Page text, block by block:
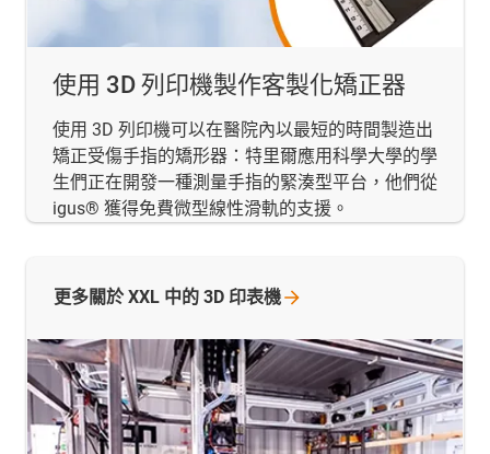
使用 3D 列印機製作客製化矯正器
使用 3D 列印機可以在醫院內以最短的時間製造出
矯正受傷手指的矯形器：特里爾應用科學大學的學
生們正在開發一種測量手指的緊湊型平台，他們從
igus® 獲得免費微型線性滑軌的支援。
更多關於 XXL 中的 3D 印表機